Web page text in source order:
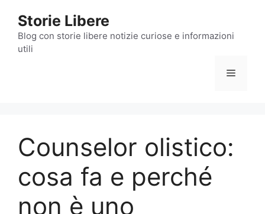
contenuto
Storie Libere
Blog con storie libere notizie curiose e informazioni
utili
Menu
Counselor olistico:
cosa fa e perché
non è uno